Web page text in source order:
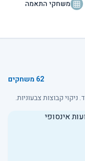
משחקי התאמה
62 משחקים
ניקוי קבוצות צבעוניות.